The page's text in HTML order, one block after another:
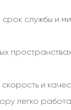
службы и
и
легко